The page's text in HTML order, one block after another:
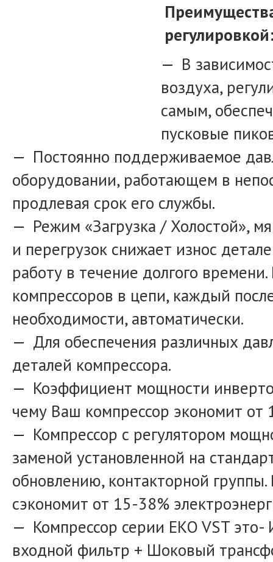
В
воздуха,
самым,
пусковые
Постоянно поддерживаемое
оборудовании, работающем в
продлевая срок его службы.
Режим «Загрузка / Холостой»,
и перегрузок снижает износ
работу в течение долгого
компрессоров в цепи, каждый
необходимости, автоматически.
Для обеспечения различных
деталей компрессора.
Коэффициент мощности
чему Ваш компрессор экономит от
Компрессор с регулятором
заменой установленной на
обновлению, контакторной
сэкономит от 15-38%
Компрессор серии EKO VST
входной фильтр + Шоковый